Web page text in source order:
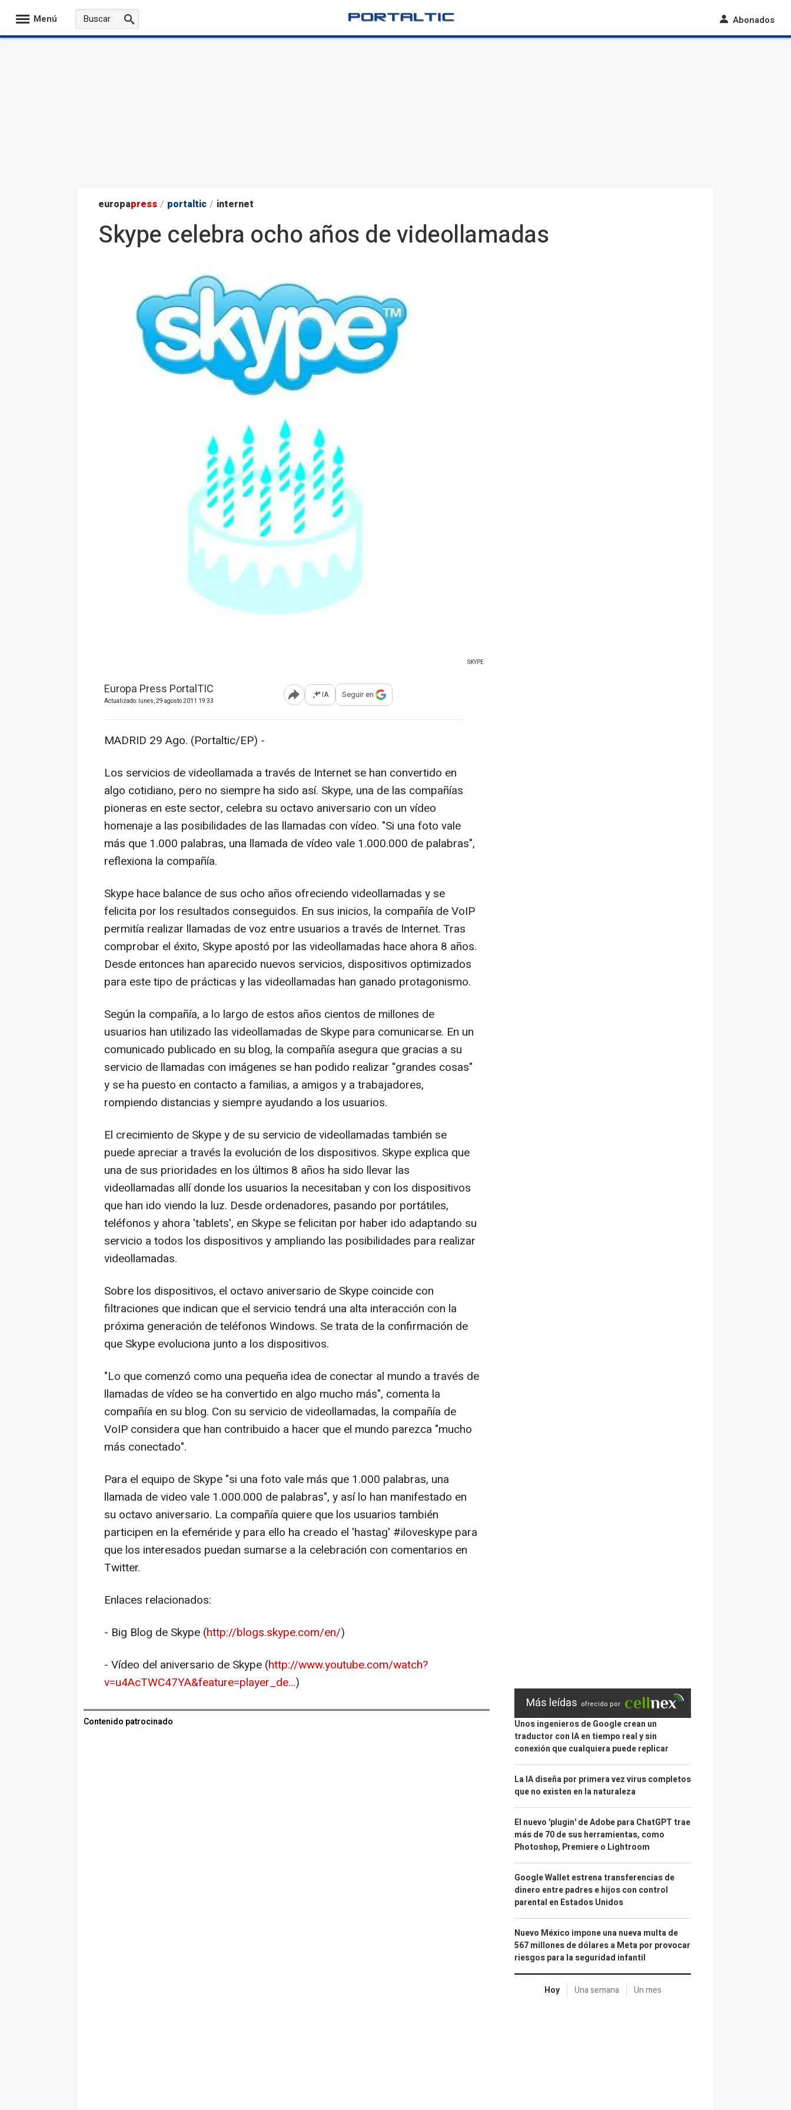
Menú Abonados
europapress / portaltic / internet
Skype celebra ocho años de videollamadas
SKYPE
Europa Press PortalTIC
Actualizado: lunes, 29 agosto 2011 19:33 Abrir opciones para compartir
IA Seguir en
MADRID 29 Ago. (Portaltic/EP) -
Los servicios de videollamada a través de Internet se han convertido en
algo cotidiano, pero no siempre ha sido así. Skype, una de las compañías
pioneras en este sector, celebra su octavo aniversario con un vídeo
homenaje a las posibilidades de las llamadas con vídeo. "Si una foto vale
más que 1.000 palabras, una llamada de vídeo vale 1.000.000 de palabras",
reflexiona la compañía.
Skype hace balance de sus ocho años ofreciendo videollamadas y se
felicita por los resultados conseguidos. En sus inicios, la compañía de VoIP
permitía realizar llamadas de voz entre usuarios a través de Internet. Tras
comprobar el éxito, Skype apostó por las videollamadas hace ahora 8 años.
Desde entonces han aparecido nuevos servicios, dispositivos optimizados
para este tipo de prácticas y las videollamadas han ganado protagonismo.
Según la compañía, a lo largo de estos años cientos de millones de
usuarios han utilizado las videollamadas de Skype para comunicarse. En un
comunicado publicado en su blog, la compañía asegura que gracias a su
servicio de llamadas con imágenes se han podido realizar "grandes cosas"
y se ha puesto en contacto a familias, a amigos y a trabajadores,
rompiendo distancias y siempre ayudando a los usuarios.
El crecimiento de Skype y de su servicio de videollamadas también se
puede apreciar a través la evolución de los dispositivos. Skype explica que
una de sus prioridades en los últimos 8 años ha sido llevar las
videollamadas allí donde los usuarios la necesitaban y con los dispositivos
que han ido viendo la luz. Desde ordenadores, pasando por portátiles,
teléfonos y ahora 'tablets', en Skype se felicitan por haber ido adaptando su
servicio a todos los dispositivos y ampliando las posibilidades para realizar
videollamadas.
Sobre los dispositivos, el octavo aniversario de Skype coincide con
filtraciones que indican que el servicio tendrá una alta interacción con la
próxima generación de teléfonos Windows. Se trata de la confirmación de
que Skype evoluciona junto a los dispositivos.
"Lo que comenzó como una pequeña idea de conectar al mundo a través de
llamadas de vídeo se ha convertido en algo mucho más", comenta la
compañía en su blog. Con su servicio de videollamadas, la compañía de
VoIP considera que han contribuido a hacer que el mundo parezca "mucho
más conectado".
Para el equipo de Skype "si una foto vale más que 1.000 palabras, una
llamada de video vale 1.000.000 de palabras", y así lo han manifestado en
su octavo aniversario. La compañía quiere que los usuarios también
participen en la efeméride y para ello ha creado el 'hastag' #iloveskype para
que los interesados puedan sumarse a la celebración con comentarios en
Twitter.
Enlaces relacionados:
- Big Blog de Skype (http://blogs.skype.com/en/)
- Vídeo del aniversario de Skype (http://www.youtube.com/watch?
v=u4AcTWC47YA&feature=player_de...)
Contenido patrocinado
Más leídas ofrecido por
Unos ingenieros de Google crean un
traductor con IA en tiempo real y sin
conexión que cualquiera puede replicar
La IA diseña por primera vez virus completos
que no existen en la naturaleza
El nuevo 'plugin' de Adobe para ChatGPT trae
más de 70 de sus herramientas, como
Photoshop, Premiere o Lightroom
Google Wallet estrena transferencias de
dinero entre padres e hijos con control
parental en Estados Unidos
Nuevo México impone una nueva multa de
567 millones de dólares a Meta por provocar
riesgos para la seguridad infantil
Hoy Una semana Un mes